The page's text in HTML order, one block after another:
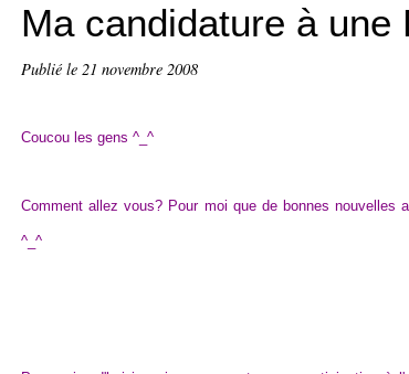
Ma candidature à une
Publié le 21 novembre 2008
Coucou les gens ^_^
Comment allez vous? Pour moi que de bonnes nouvelles
^_^